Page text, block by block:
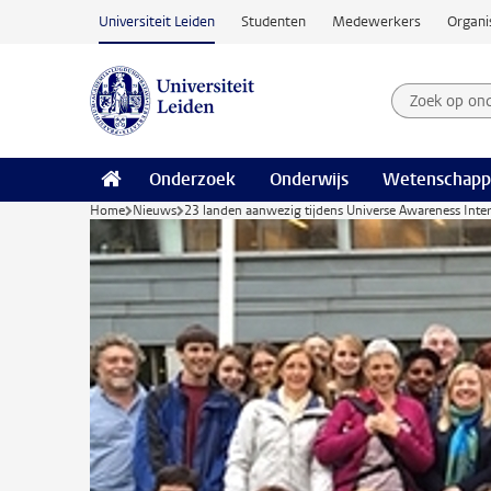
Ga naar hoofdinhoud
Universiteit Leiden Studenten Medewerkers
Zoek op
Zoekterm
Onderzoek Onderwijs
Home Nieuws 23 landen aanwezig tijdens Universe Awareness